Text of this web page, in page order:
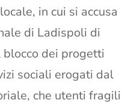
in cui si accusa
di Ladispoli di
dei progetti
sociali erogati dal
che utenti fragili